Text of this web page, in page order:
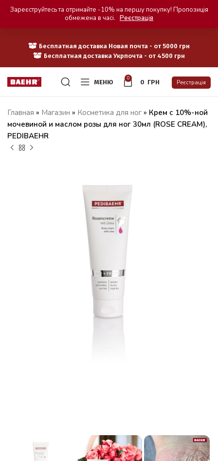
Бесплатная доставка Новая почта - от 5000 грн
Бесплатная доставка Укрпочта - от 4500 грн
МЕНЮ
0
0 ГРН Реєстрація
Главная » Магазин » Косметика для ног » Крем с 10%-ной
мочевиной и маслом розы для ног 30мл (ROSE CREAM),
PEDIBAEHR
Зареєструйтесь та отримайте -10% на першу покупку! Пропозиція
обмежена в часі. Реєстрація